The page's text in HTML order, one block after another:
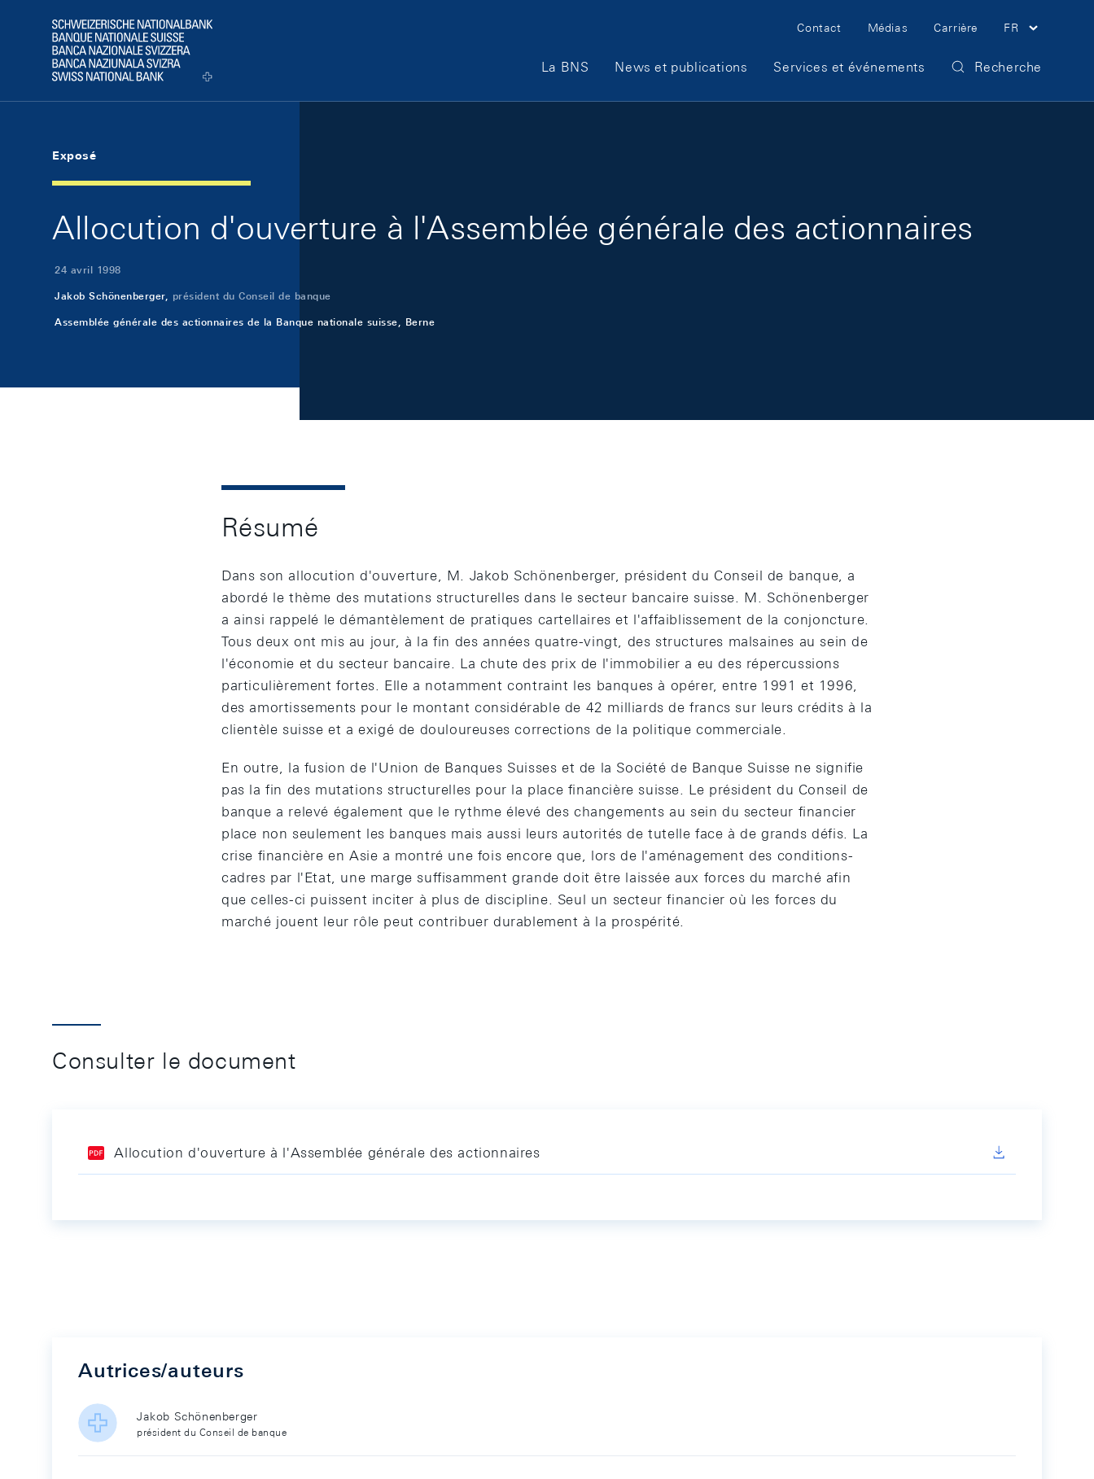
Logo
Meta Navigation
Contact Médias Carrière FR
Main Navigation
La BNS News et publications Services et événements Recherche
Exposé
Allocution d'ouverture à l'Assemblée générale des actionnaires
24 avril 1998
Jakob Schönenberger, président du Conseil de banque
Assemblée générale des actionnaires de la Banque nationale suisse, Berne
Résumé
Dans son allocution d'ouverture, M. Jakob Schönenberger, président du Conseil de banque, a
abordé le thème des mutations structurelles dans le secteur bancaire suisse. M. Schönenberger
a ainsi rappelé le démantèlement de pratiques cartellaires et l'affaiblissement de la conjoncture.
Tous deux ont mis au jour, à la fin des années quatre-vingt, des structures malsaines au sein de
l'économie et du secteur bancaire. La chute des prix de l'immobilier a eu des répercussions
particulièrement fortes. Elle a notamment contraint les banques à opérer, entre 1991 et 1996,
des amortissements pour le montant considérable de 42 milliards de francs sur leurs crédits à la
clientèle suisse et a exigé de douloureuses corrections de la politique commerciale.
En outre, la fusion de l'Union de Banques Suisses et de la Société de Banque Suisse ne signifie
pas la fin des mutations structurelles pour la place financière suisse. Le président du Conseil de
banque a relevé également que le rythme élevé des changements au sein du secteur financier
place non seulement les banques mais aussi leurs autorités de tutelle face à de grands défis. La
crise financière en Asie a montré une fois encore que, lors de l'aménagement des conditions-
cadres par l'Etat, une marge suffisamment grande doit être laissée aux forces du marché afin
que celles-ci puissent inciter à plus de discipline. Seul un secteur financier où les forces du
marché jouent leur rôle peut contribuer durablement à la prospérité.
Consulter le document
Allocution d'ouverture à l'Assemblée générale des actionnaires
Autrices/auteurs
Jakob Schönenberger
président du Conseil de banque